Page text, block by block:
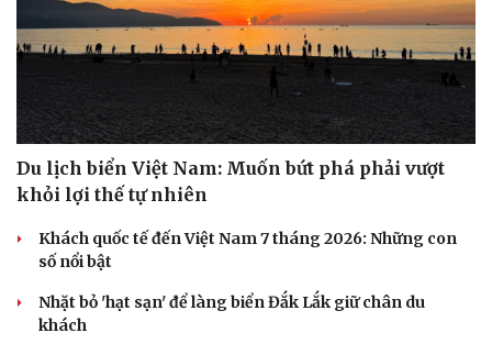
Du lịch biển Việt Nam: Muốn bứt phá phải vượt
khỏi lợi thế tự nhiên
Khách quốc tế đến Việt Nam 7 tháng 2026: Những con
số nổi bật
Nhặt bỏ 'hạt sạn' để làng biển Đắk Lắk giữ chân du
khách